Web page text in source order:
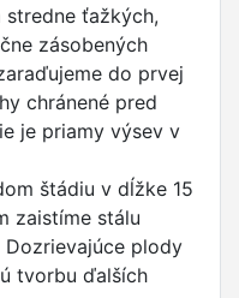
stredne ťažkých,
zásobených
do prvej
chránené pred
je priamy výsev v
štádiu v dĺžke 15
zaistíme stálu
Dozrievajúce plody
tvorbu ďalších